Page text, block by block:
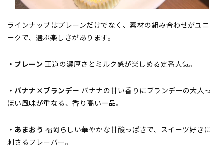
ラインナップはプレーンだけでなく、素材の組み合わせがユニ
ークで、選ぶ楽しさがあります。
・プレーン 王道の濃厚さとミルク感が楽しめる定番人気。
・バナナ×ブランデー バナナの甘い香りにブランデーの大人っ
ぽい風味が重なる、香り高い一品。
・あまおう 福岡らしい華やかな甘酸っぱさで、スイーツ好きに
刺さるフレーバー。